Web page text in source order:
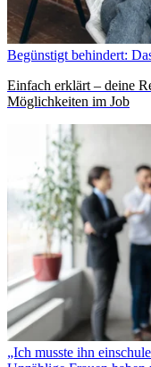
Begünstigt behindert:
Einfach erklärt – deine
Möglichkeiten im Job
„Ich musste ihn